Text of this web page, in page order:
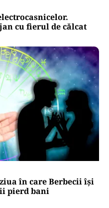
cu fierul de călcat
în care Berbecii își
pierd bani